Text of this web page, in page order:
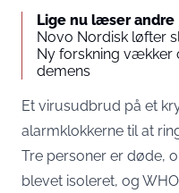
Lige nu læser andre
Novo Nordisk løfter
Ny forskning vækker
demens
Et virusudbrud på et
alarmklokkerne til at
Tre personer er døde,
blevet isoleret, og